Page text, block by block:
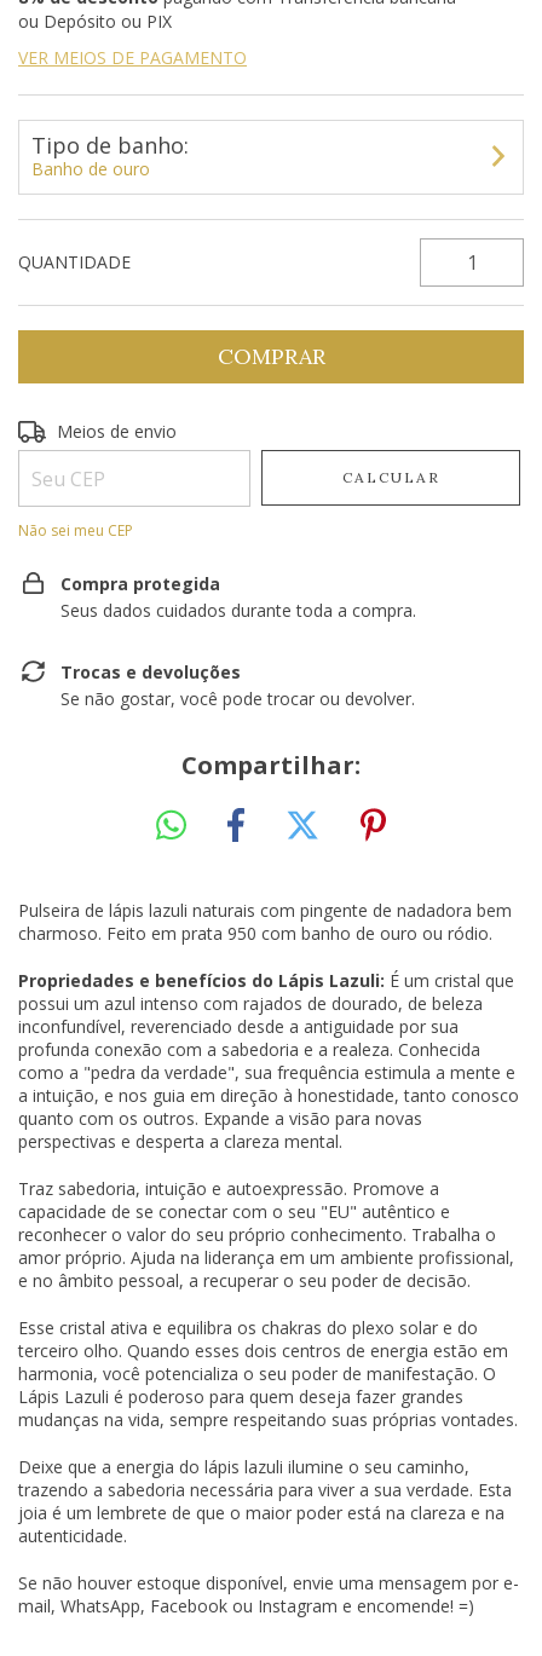
ou Depósito ou PIX
VER MEIOS DE PAGAMENTO
Tipo de banho:
Banho de ouro
QUANTIDADE
Entregas para o CEP:
Meios de envio
CALCULAR
Não sei meu CEP
Compra protegida
Seus dados cuidados durante toda a compra.
Trocas e devoluções
Se não gostar, você pode trocar ou devolver.
Compartilhar:
Pulseira de lápis lazuli naturais com pingente de nadadora bem
charmoso. Feito em prata 950 com banho de ouro ou ródio.
Propriedades e benefícios do Lápis Lazuli: É um cristal que
possui um azul intenso com rajados de dourado, de beleza
inconfundível, reverenciado desde a antiguidade por sua
profunda conexão com a sabedoria e a realeza. Conhecida
como a "pedra da verdade", sua frequência estimula a mente e
a intuição, e nos guia em direção à honestidade, tanto conosco
quanto com os outros. Expande a visão para novas
perspectivas e desperta a clareza mental.
Traz sabedoria, intuição e autoexpressão. Promove a
capacidade de se conectar com o seu "EU" autêntico e
reconhecer o valor do seu próprio conhecimento. Trabalha o
amor próprio. Ajuda na liderança em um ambiente profissional,
e no âmbito pessoal, a recuperar o seu poder de decisão.
Esse cristal ativa e equilibra os chakras do plexo solar e do
terceiro olho. Quando esses dois centros de energia estão em
harmonia, você potencializa o seu poder de manifestação. O
Lápis Lazuli é poderoso para quem deseja fazer grandes
mudanças na vida, sempre respeitando suas próprias vontades.
Deixe que a energia do lápis lazuli ilumine o seu caminho,
trazendo a sabedoria necessária para viver a sua verdade. Esta
joia é um lembrete de que o maior poder está na clareza e na
autenticidade.
Se não houver estoque disponível, envie uma mensagem por e-
mail, WhatsApp, Facebook ou Instagram e encomende! =)